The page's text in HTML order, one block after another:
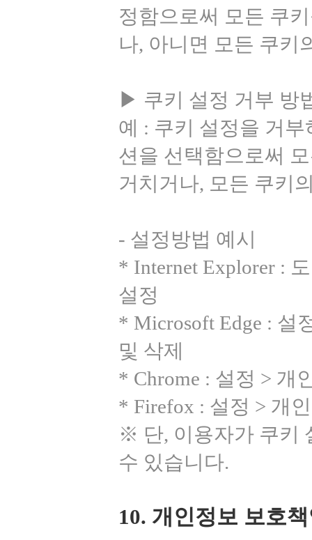
정함으로써 모든 쿠
나, 아니면 모든 쿠키
▶ 쿠키 설정 거부 방
예 : 쿠키 설정을 거
션을 선택함으로써
거치거나, 모든 쿠키
- 설정방법 예시
* Internet Explorer :
설정
* Microsoft Edge : 설
및 삭제
* Chrome : 설정 > 개
* Firefox : 설정 > 개
※ 단, 이용자가 쿠키
수 있습니다.
10. 개인정보 보호